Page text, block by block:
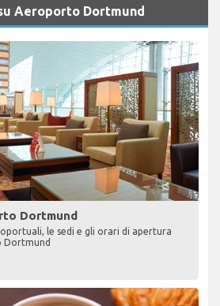
Aeroporto Dortmund
Dortmund
le sedi e gli orari di apertura
Dortmund